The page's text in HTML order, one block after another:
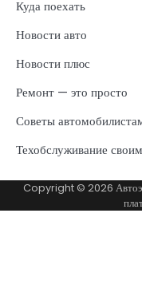
Куда поехать
Новости авто
Новости плюс
Ремонт — это просто
Советы
Техобслуживание
Copyright © 2026